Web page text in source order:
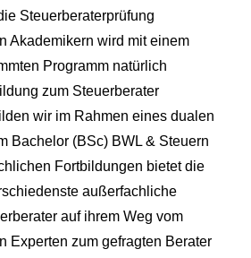
Steuerberaterprüfung
Akademikern wird mit einem
Programm natürlich
zum Steuerberater
wir im Rahmen eines dualen
Bachelor (BSc) BWL & Steuern
Fortbildungen bietet die
außerfachliche
auf ihrem Weg vom
Experten zum gefragten Berater